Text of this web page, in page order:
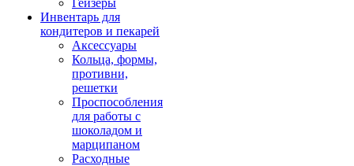
Гейзеры
Инвентарь для
кондитеров и пекарей
Аксессуары
Кольца, формы,
противни,
решетки
Проспособления
для работы с
шоколадом и
марципаном
Расходные